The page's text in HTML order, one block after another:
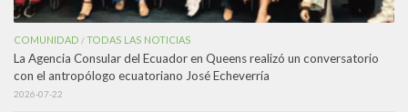
COMUNIDAD /TODAS LAS NOTICIAS
La Agencia Consular del Ecuador en Queens realizó un conversatorio
con el antropólogo ecuatoriano José Echeverría
2026-07-22